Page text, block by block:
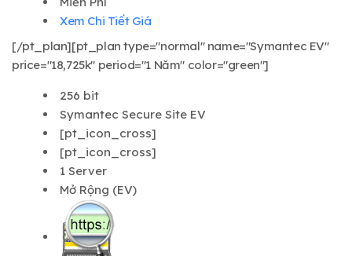
Xem Chi Tiết Giá
[/pt_plan][pt_plan type="normal" name="Symantec EV"
price="18,725k" period="1 Năm" color="green"]
256 bit
Symantec Secure Site EV
[pt_icon_cross]
[pt_icon_cross]
1 Server
Mở Rộng (EV)